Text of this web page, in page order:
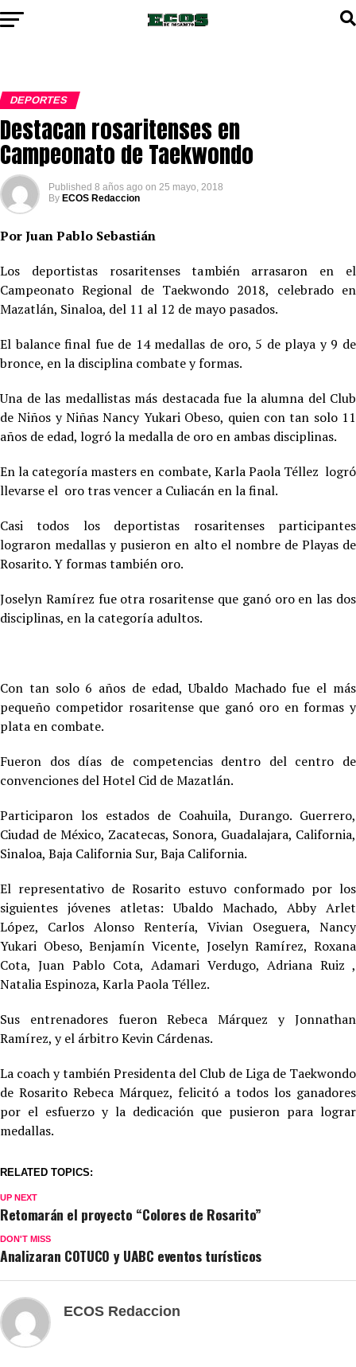
DEPORTES
Destacan rosaritenses en
Campeonato de Taekwondo
Published 8 años ago on 25 mayo, 2018
By ECOS Redaccion
Por Juan Pablo Sebastián
Los deportistas rosaritenses también arrasaron en el
Campeonato Regional de Taekwondo 2018, celebrado en
Mazatlán, Sinaloa, del 11 al 12 de mayo pasados.
El balance final fue de 14 medallas de oro, 5 de playa y 9 de
bronce, en la disciplina combate y formas.
Una de las medallistas más destacada fue la alumna del Club
de Niños y Niñas Nancy Yukari Obeso, quien con tan solo 11
años de edad, logró la medalla de oro en ambas disciplinas.
En la categoría masters en combate, Karla Paola Téllez logró
llevarse el oro tras vencer a Culiacán en la final.
Casi todos los deportistas rosaritenses participantes
lograron medallas y pusieron en alto el nombre de Playas de
Rosarito. Y formas también oro.
Joselyn Ramírez fue otra rosaritense que ganó oro en las dos
disciplinas, en la categoría adultos.
Con tan solo 6 años de edad, Ubaldo Machado fue el más
pequeño competidor rosaritense que ganó oro en formas y
plata en combate.
Fueron dos días de competencias dentro del centro de
convenciones del Hotel Cid de Mazatlán.
Participaron los estados de Coahuila, Durango. Guerrero,
Ciudad de México, Zacatecas, Sonora, Guadalajara, California,
Sinaloa, Baja California Sur, Baja California.
El representativo de Rosarito estuvo conformado por los
siguientes jóvenes atletas: Ubaldo Machado, Abby Arlet
López, Carlos Alonso Rentería, Vivian Oseguera, Nancy
Yukari Obeso, Benjamín Vicente, Joselyn Ramírez, Roxana
Cota, Juan Pablo Cota, Adamari Verdugo, Adriana Ruiz ,
Natalia Espinoza, Karla Paola Téllez.
Sus entrenadores fueron Rebeca Márquez y Jonnathan
Ramírez, y el árbitro Kevin Cárdenas.
La coach y también Presidenta del Club de Liga de Taekwondo
de Rosarito Rebeca Márquez, felicitó a todos los ganadores
por el esfuerzo y la dedicación que pusieron para lograr
medallas.
RELATED TOPICS:
UP NEXT
Retomarán el proyecto “Colores de Rosarito”
DON'T MISS
Analizaran COTUCO y UABC eventos turísticos
ECOS Redaccion